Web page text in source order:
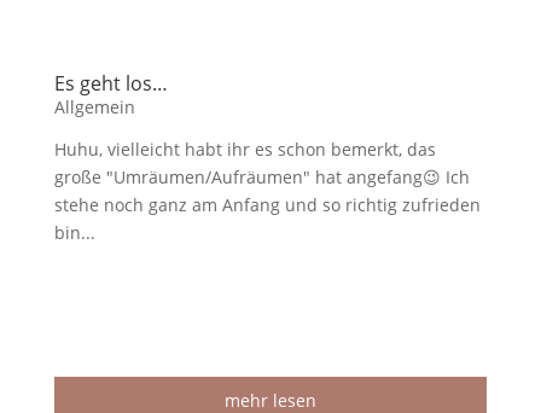
Es geht los…
Allgemein
Huhu, vielleicht habt ihr es schon bemerkt, das
große "Umräumen/Aufräumen" hat angefang😉 Ich
stehe noch ganz am Anfang und so richtig zufrieden
bin...
mehr lesen